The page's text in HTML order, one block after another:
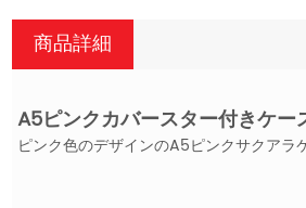
商品詳細
A5ピンクカバースター付きケー
ピンク色のデザインのA5ピンクサクアラ